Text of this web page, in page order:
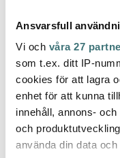
Ansvarsfull
Vi och våra 27
som t.ex. ditt IP-
cookies för att lagra
enhet för att kunna
innehåll, annons-
och
använda din data
Aarke
Aarke PET-flaska 800
ml 2-pack
299 kr